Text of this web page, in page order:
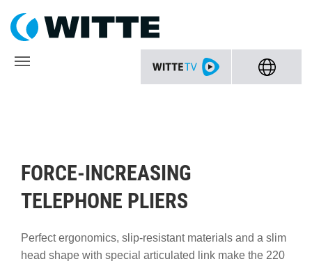
FORCE-INCREASING
TELEPHONE PLIERS
Perfect ergonomics, slip-resistant materials and a slim
head shape with special articulated link make the 220